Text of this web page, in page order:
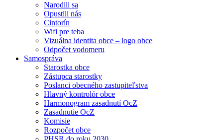
Narodili sa
Opustili nás
Cintorín
Wifi pre teba
Vizuálna identita obce – logo obce
Odpočet vodomeru
Samospráva
Starostka obce
Zástupca starostky
Poslanci obecného zastupiteľstva
Hlavný kontrolór obce
Harmonogram zasadnutí OcZ
Zasadnutie OcZ
Komisie
Rozpočet obce